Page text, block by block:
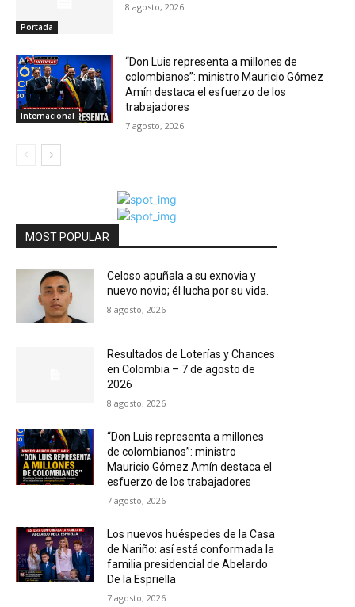
Portada
8 agosto, 2026
Internacional
“Don Luis representa a millones de
colombianos”: ministro Mauricio Gómez
Amín destaca el esfuerzo de los
trabajadores
7 agosto, 2026
MOST POPULAR
Celoso apuñala a su exnovia y
nuevo novio; él lucha por su vida.
8 agosto, 2026
Resultados de Loterías y Chances
en Colombia – 7 de agosto de
2026
8 agosto, 2026
“Don Luis representa a millones
de colombianos”: ministro
Mauricio Gómez Amín destaca el
esfuerzo de los trabajadores
7 agosto, 2026
Los nuevos huéspedes de la Casa
de Nariño: así está conformada la
familia presidencial de Abelardo
De la Espriella
7 agosto, 2026